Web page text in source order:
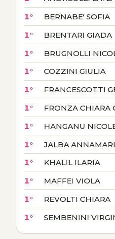
1° BERNABE' SOFIA
1° BRENTARI GIADA
1° BRUGNOLLI
1° COZZINI GIULIA
1° FRANCESCOTTI
1° FRONZA CHIARA
1° HANGANU
1° JALBA
1° KHALIL ILARIA
1° MAFFEI VIOLA
1° REVOLTI CHIARA
1° SEMBENINI